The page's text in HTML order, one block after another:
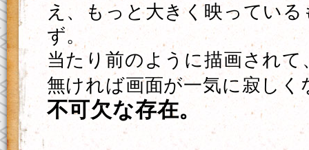
え、もっと大きく映ってい
ず。
当たり前のように描画されて
無ければ画面が一気に寂しく
不可欠な存在。